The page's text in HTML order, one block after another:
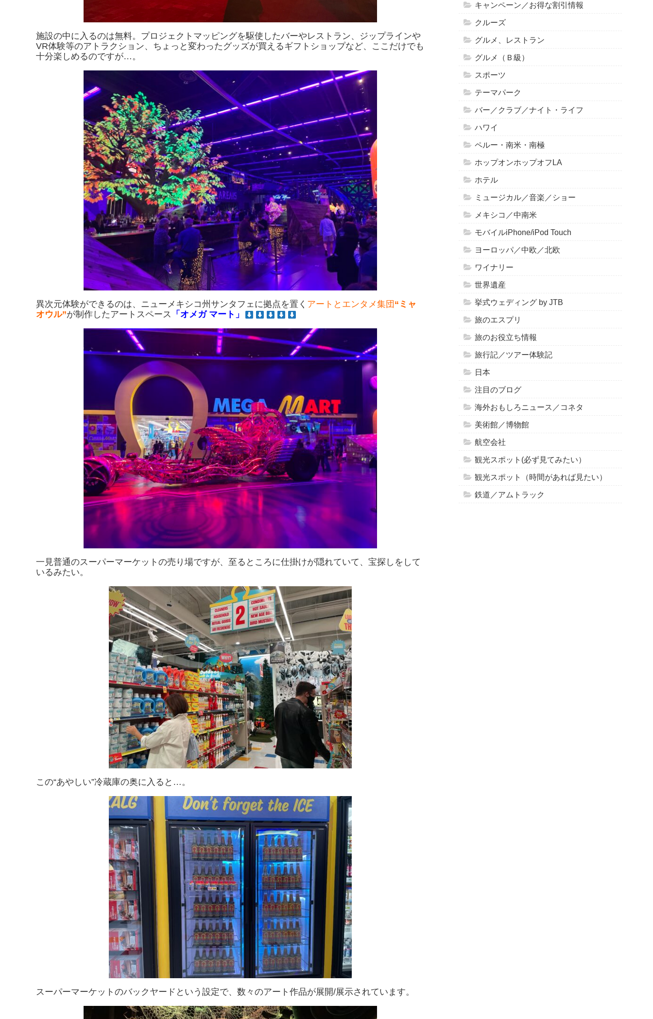
施設の中に入るのは無料。プロジェクトマッピングを駆使したバーやレストラン、ジップラインや
VR体験等のアトラクション、ちょっと変わったグッズが買えるギフトショップなど、ここだけでも
十分楽しめるのですが…。
異次元体験ができるのは、ニューメキシコ州サンタフェに拠点を置く アートとエンタメ集団 “ミャ
オウル”が制作したアートスペース 「オメガ マート」
一見普通のスーパーマーケットの売り場ですが、至るところに仕掛けが隠れていて、宝探しをして
いるみたい。
この“あやしい”冷蔵庫の奥に入ると…。
スーパーマーケットのバックヤードという設定で、数々のアート作品が展開/展示されています。
キャンペーン／お得な割引情報
クルーズ
グルメ、レストラン
グルメ（Ｂ級）
スポーツ
テーマパーク
バー／クラブ／ナイト・ライフ
ハワイ
ペルー・南米・南極
ホップオンホップオフLA
ホテル
ミュージカル／音楽／ショー
メキシコ／中南米
モバイルiPhone/iPod Touch
ヨーロッパ／中欧／北欧
ワイナリー
世界遺産
挙式ウェディング by JTB
旅のエスプリ
旅のお役立ち情報
旅行記／ツアー体験記
日本
注目のブログ
海外おもしろニュース／コネタ
美術館／博物館
航空会社
観光スポット(必ず見てみたい）
観光スポット（時間があれば見たい）
鉄道／アムトラック